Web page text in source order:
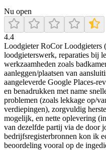
Nu open
4.4
Loodgieter RoCor Loodgieters
loodgieterswerk, reparaties bij
werkzaamheden zoals
aanleggen/plaatsen van
aangeleverde Google Places-
en benadrukken met name
problemen (zoals lekkage op/
verdiepingen), zorgvuldig
mogelijk, en nette oplevering
van dezelfde partij via de door
bedrijfsregisterbronnen kon ik
beoordeling vooral op de